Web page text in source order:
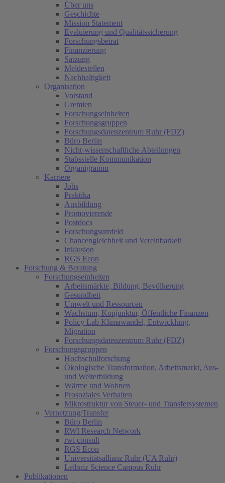
Über uns
Geschichte
Mission Statement
Evaluierung und Qualitätssicherung
Forschungsbeirat
Finanzierung
Satzung
Meldestellen
Nachhaltigkeit
Organisation
Vorstand
Gremien
Forschungseinheiten
Forschungsgruppen
Forschungsdatenzentrum Ruhr (FDZ)
Büro Berlin
Nicht-wissenschaftliche Abteilungen
Stabsstelle Kommunikation
Organigramm
Karriere
Jobs
Praktika
Ausbildung
Promovierende
Postdocs
Forschungsumfeld
Chancengleichheit und Vereinbarkeit
Inklusion
RGS Econ
Forschung & Beratung
Forschungseinheiten
Arbeitsmärkte, Bildung, Bevölkerung
Gesundheit
Umwelt und Ressourcen
Wachstum, Konjunktur, Öffentliche Finanzen
Policy Lab Klimawandel, Entwicklung,
Migration
Forschungsdatenzentrum Ruhr (FDZ)
Forschungsgruppen
Hochschulforschung
Ökologische Transformation, Arbeitsmarkt, Aus-
und Weiterbildung
Wärme und Wohnen
Prosoziales Verhalten
Mikrostruktur von Steuer- und Transfersystemen
Vernetzung/Transfer
Büro Berlin
RWI Research Network
rwi consult
RGS Econ
Universitätsallianz Ruhr (UA Ruhr)
Leibniz Science Campus Ruhr
Publikationen